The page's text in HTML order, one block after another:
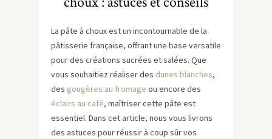
La pâte à choux est un incontournable de la
pâtisserie française, offrant une base versatile
pour des créations sucrées et salées. Que
vous souhaitiez réaliser des dunes blanches,
des gougères au fromage ou encore des
éclairs au café, maîtriser cette pâte est
essentiel. Dans cet article, nous vous livrons
des astuces pour réussir à coup sûr vos